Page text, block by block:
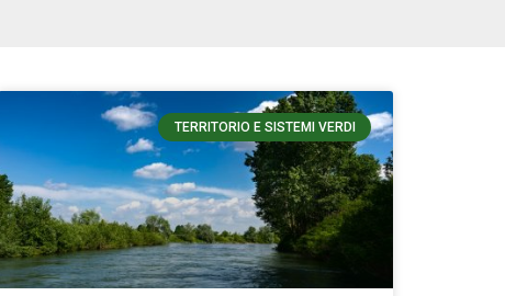
TERRITORIO E SISTEMI VERDI